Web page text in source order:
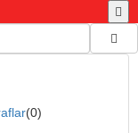
(0)